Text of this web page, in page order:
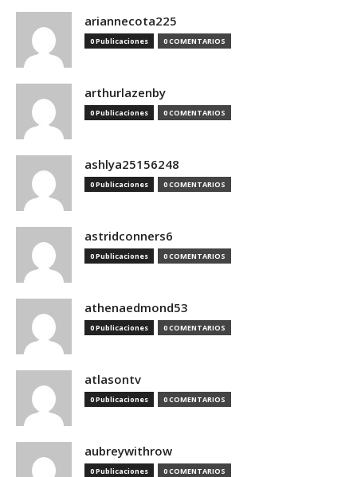
ariannecota225
0 Publicaciones 0 COMENTARIOS
arthurlazenby
0 Publicaciones 0 COMENTARIOS
ashlya25156248
0 Publicaciones 0 COMENTARIOS
astridconners6
0 Publicaciones 0 COMENTARIOS
athenaedmond53
0 Publicaciones 0 COMENTARIOS
atlasontv
0 Publicaciones 0 COMENTARIOS
aubreywithrow
0 Publicaciones 0 COMENTARIOS